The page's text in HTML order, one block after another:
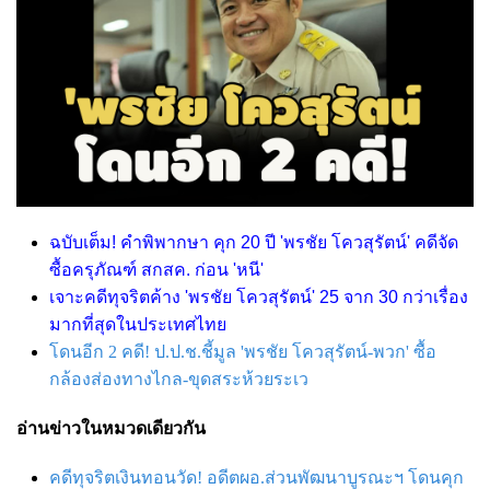
ฉบับเต็ม! คำพิพากษา คุก 20 ปี 'พรชัย โควสุรัตน์' คดีจัด
ซื้อครุภัณฑ์ สกสค. ก่อน 'หนี'
เจาะคดีทุจริตค้าง 'พรชัย โควสุรัตน์' 25 จาก 30 กว่าเรื่อง
มากที่สุดในประเทศไทย
โดนอีก 2 คดี! ป.ป.ช.ชี้มูล 'พรชัย โควสุรัตน์-พวก' ซื้อ
กล้องส่องทางไกล-ขุดสระห้วยระเว
อ่านข่าวในหมวดเดียวกัน
คดีทุจริตเงินทอนวัด! อดีตผอ.ส่วนพัฒนาบูรณะฯ โดนคุก